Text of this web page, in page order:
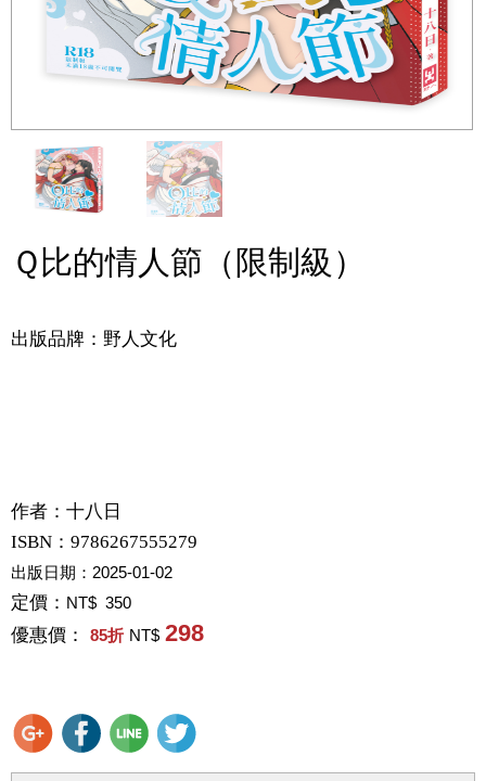
Ｑ比的情人節（限制級）
出版品牌：野人文化
作者： 十八日
ISBN：9786267555279
出版日期： 2025-01-02
定價： NT$ 350
優惠價： 85折 NT$ 298